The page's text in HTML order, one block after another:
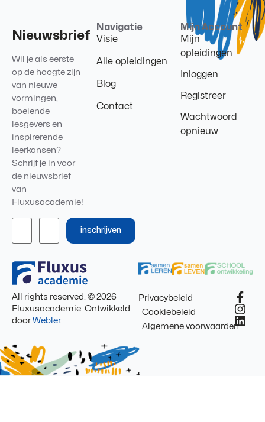
Nieuwsbrief
Wil je als eerste
op de hoogte zijn
van nieuwe
vormingen,
boeiende
lesgevers en
inspirerende
leerkansen?
Schrijf je in voor
de nieuwsbrief
van
Fluxusacademie!
inschrijven
Navigatie
Visie
Alle opleidingen
Blog
Contact
Mijn Account
Mijn
opleidingen
Inloggen
Registreer
Wachtwoord
opnieuw
All rights reserved. © 2026
Fluxusacademie. Ontwikkeld
doorWebler.
Privacybeleid
Cookiebeleid
Algemene voorwaarden